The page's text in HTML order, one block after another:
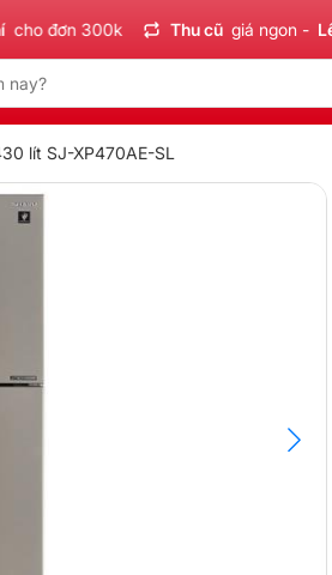
300k Thu cũ giá ngon - Lên đời
lít SJ-XP470AE-SL